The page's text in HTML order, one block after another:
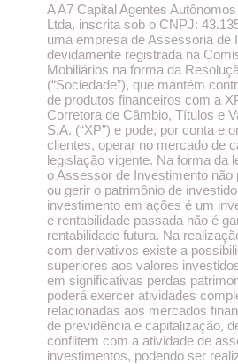
A A7 Capital Agentes
Ltda, inscrita sob o CNPJ:
uma empresa de Assessoria de
devidamente registrada na
Mobiliários na forma da
(“Sociedade”), que mantém
de produtos financeiros com a
Corretora de Câmbio, Títulos e
S.A. (“XP”) e pode, por conta e
clientes, operar no mercado de
legislação vigente. Na forma da
o Assessor de Investimento não
ou gerir o patrimônio de
investimento em ações é um
e rentabilidade passada não é
rentabilidade futura. Na
com derivativos existe a
superiores aos valores
em significativas perdas
poderá exercer atividades
relacionadas aos mercados
de previdência e capitalização,
conflitem com a atividade de
investimentos, podendo ser